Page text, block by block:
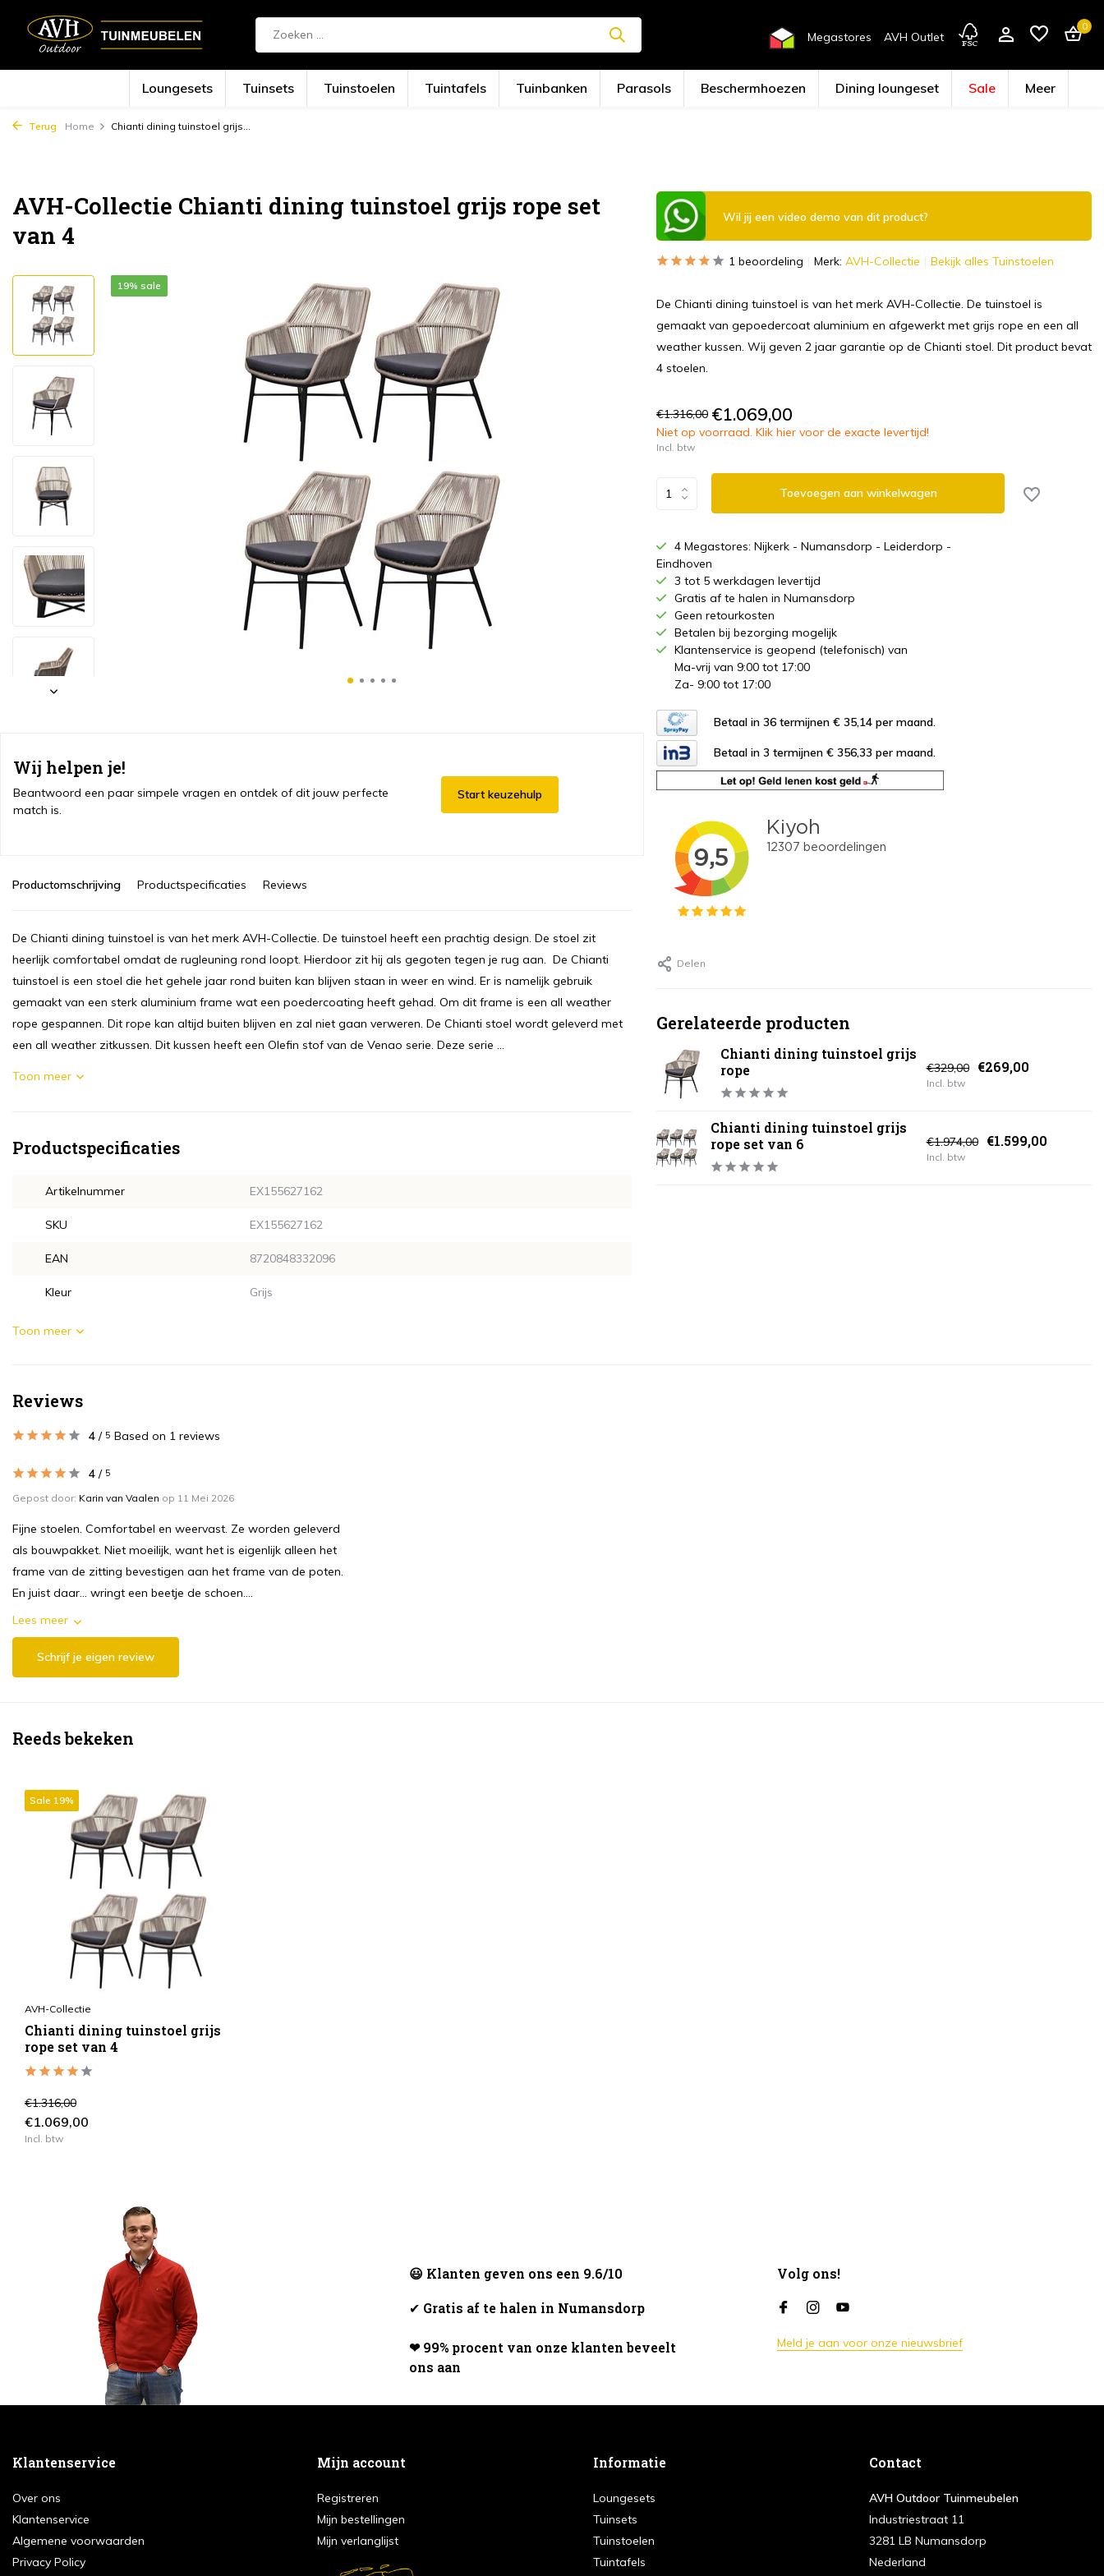
Megastores AVH Outlet
0
Loungesets Tuinsets Tuinstoelen Tuintafels Tuinbanken Parasols Beschermhoezen Dining loungeset Sale Meer
Terug Home Chianti dining tuinstoel grijs...
AVH-Collectie Chianti dining tuinstoel grijs rope set
van 4
19% sale
Wij helpen je!
Beantwoord een paar simpele vragen en ontdek of dit jouw perfecte
match is.
Start keuzehulp
Productomschrijving Productspecificaties Reviews
De Chianti dining tuinstoel is van het merk AVH-Collectie. De tuinstoel heeft een prachtig design. De stoel zit
heerlijk comfortabel omdat de rugleuning rond loopt. Hierdoor zit hij als gegoten tegen je rug aan. De Chianti
tuinstoel is een stoel die het gehele jaar rond buiten kan blijven staan in weer en wind. Er is namelijk gebruik
gemaakt van een sterk aluminium frame wat een poedercoating heeft gehad. Om dit frame is een all weather
rope gespannen. Dit rope kan altijd buiten blijven en zal niet gaan verweren. De Chianti stoel wordt geleverd met
een all weather zitkussen. Dit kussen heeft een Olefin stof van de Venao serie. Deze serie ...
Toon meer
Productspecificaties
Artikelnummer EX155627162
SKU EX155627162
EAN 8720848332096
Kleur Grijs
Toon meer
Wil jij een video demo van dit product?
1 beoordeling Merk: AVH-Collectie Bekijk alles Tuinstoelen
De Chianti dining tuinstoel is van het merk AVH-Collectie. De tuinstoel is
gemaakt van gepoedercoat aluminium en afgewerkt met grijs rope en een all
weather kussen. Wij geven 2 jaar garantie op de Chianti stoel. Dit product bevat
4 stoelen.
€1.316,00 €1.069,00
Niet op voorraad. Klik hier voor de exacte levertijd!
Incl. btw
Toevoegen aan winkelwagen
4 Megastores: Nijkerk - Numansdorp - Leiderdorp -
Eindhoven
3 tot 5 werkdagen levertijd
Gratis af te halen in Numansdorp
Geen retourkosten
Betalen bij bezorging mogelijk
Klantenservice is geopend (telefonisch) van
Ma-vrij van 9:00 tot 17:00
Za- 9:00 tot 17:00
Betaal in 36 termijnen € 35,14 per maand.
Betaal in 3 termijnen € 356,33 per maand.
Delen
Gerelateerde producten
Chianti dining tuinstoel grijs
rope
€329,00 €269,00
Incl. btw
Chianti dining tuinstoel grijs
rope set van 6
€1.974,00 €1.599,00
Incl. btw
Reviews
4 / 5 Based on 1 reviews
4 / 5
Gepost door: Karin van Vaalen op 11 Mei 2026
Fijne stoelen. Comfortabel en weervast. Ze worden geleverd
als bouwpakket. Niet moeilijk, want het is eigenlijk alleen het
frame van de zitting bevestigen aan het frame van de poten.
En juist daar… wringt een beetje de schoen....
Lees meer
Schrijf je eigen review
Reeds bekeken
Sale 19%
AVH-Collectie
Chianti dining tuinstoel grijs
rope set van 4
€1.316,00
€1.069,00
Incl. btw
😃 Klanten geven ons een 9.6/10
✔ Gratis af te halen in Numansdorp
❤ 99% procent van onze klanten beveelt
ons aan
Volg ons!
Meld je aan voor onze nieuwsbrief
Klantenservice
Over ons
Klantenservice
Algemene voorwaarden
Privacy Policy
Mijn account
Registreren
Mijn bestellingen
Mijn verlanglijst
Informatie
Loungesets
Tuinsets
Tuinstoelen
Tuintafels
Contact
AVH Outdoor Tuinmeubelen
Industriestraat 11
3281 LB Numansdorp
Nederland